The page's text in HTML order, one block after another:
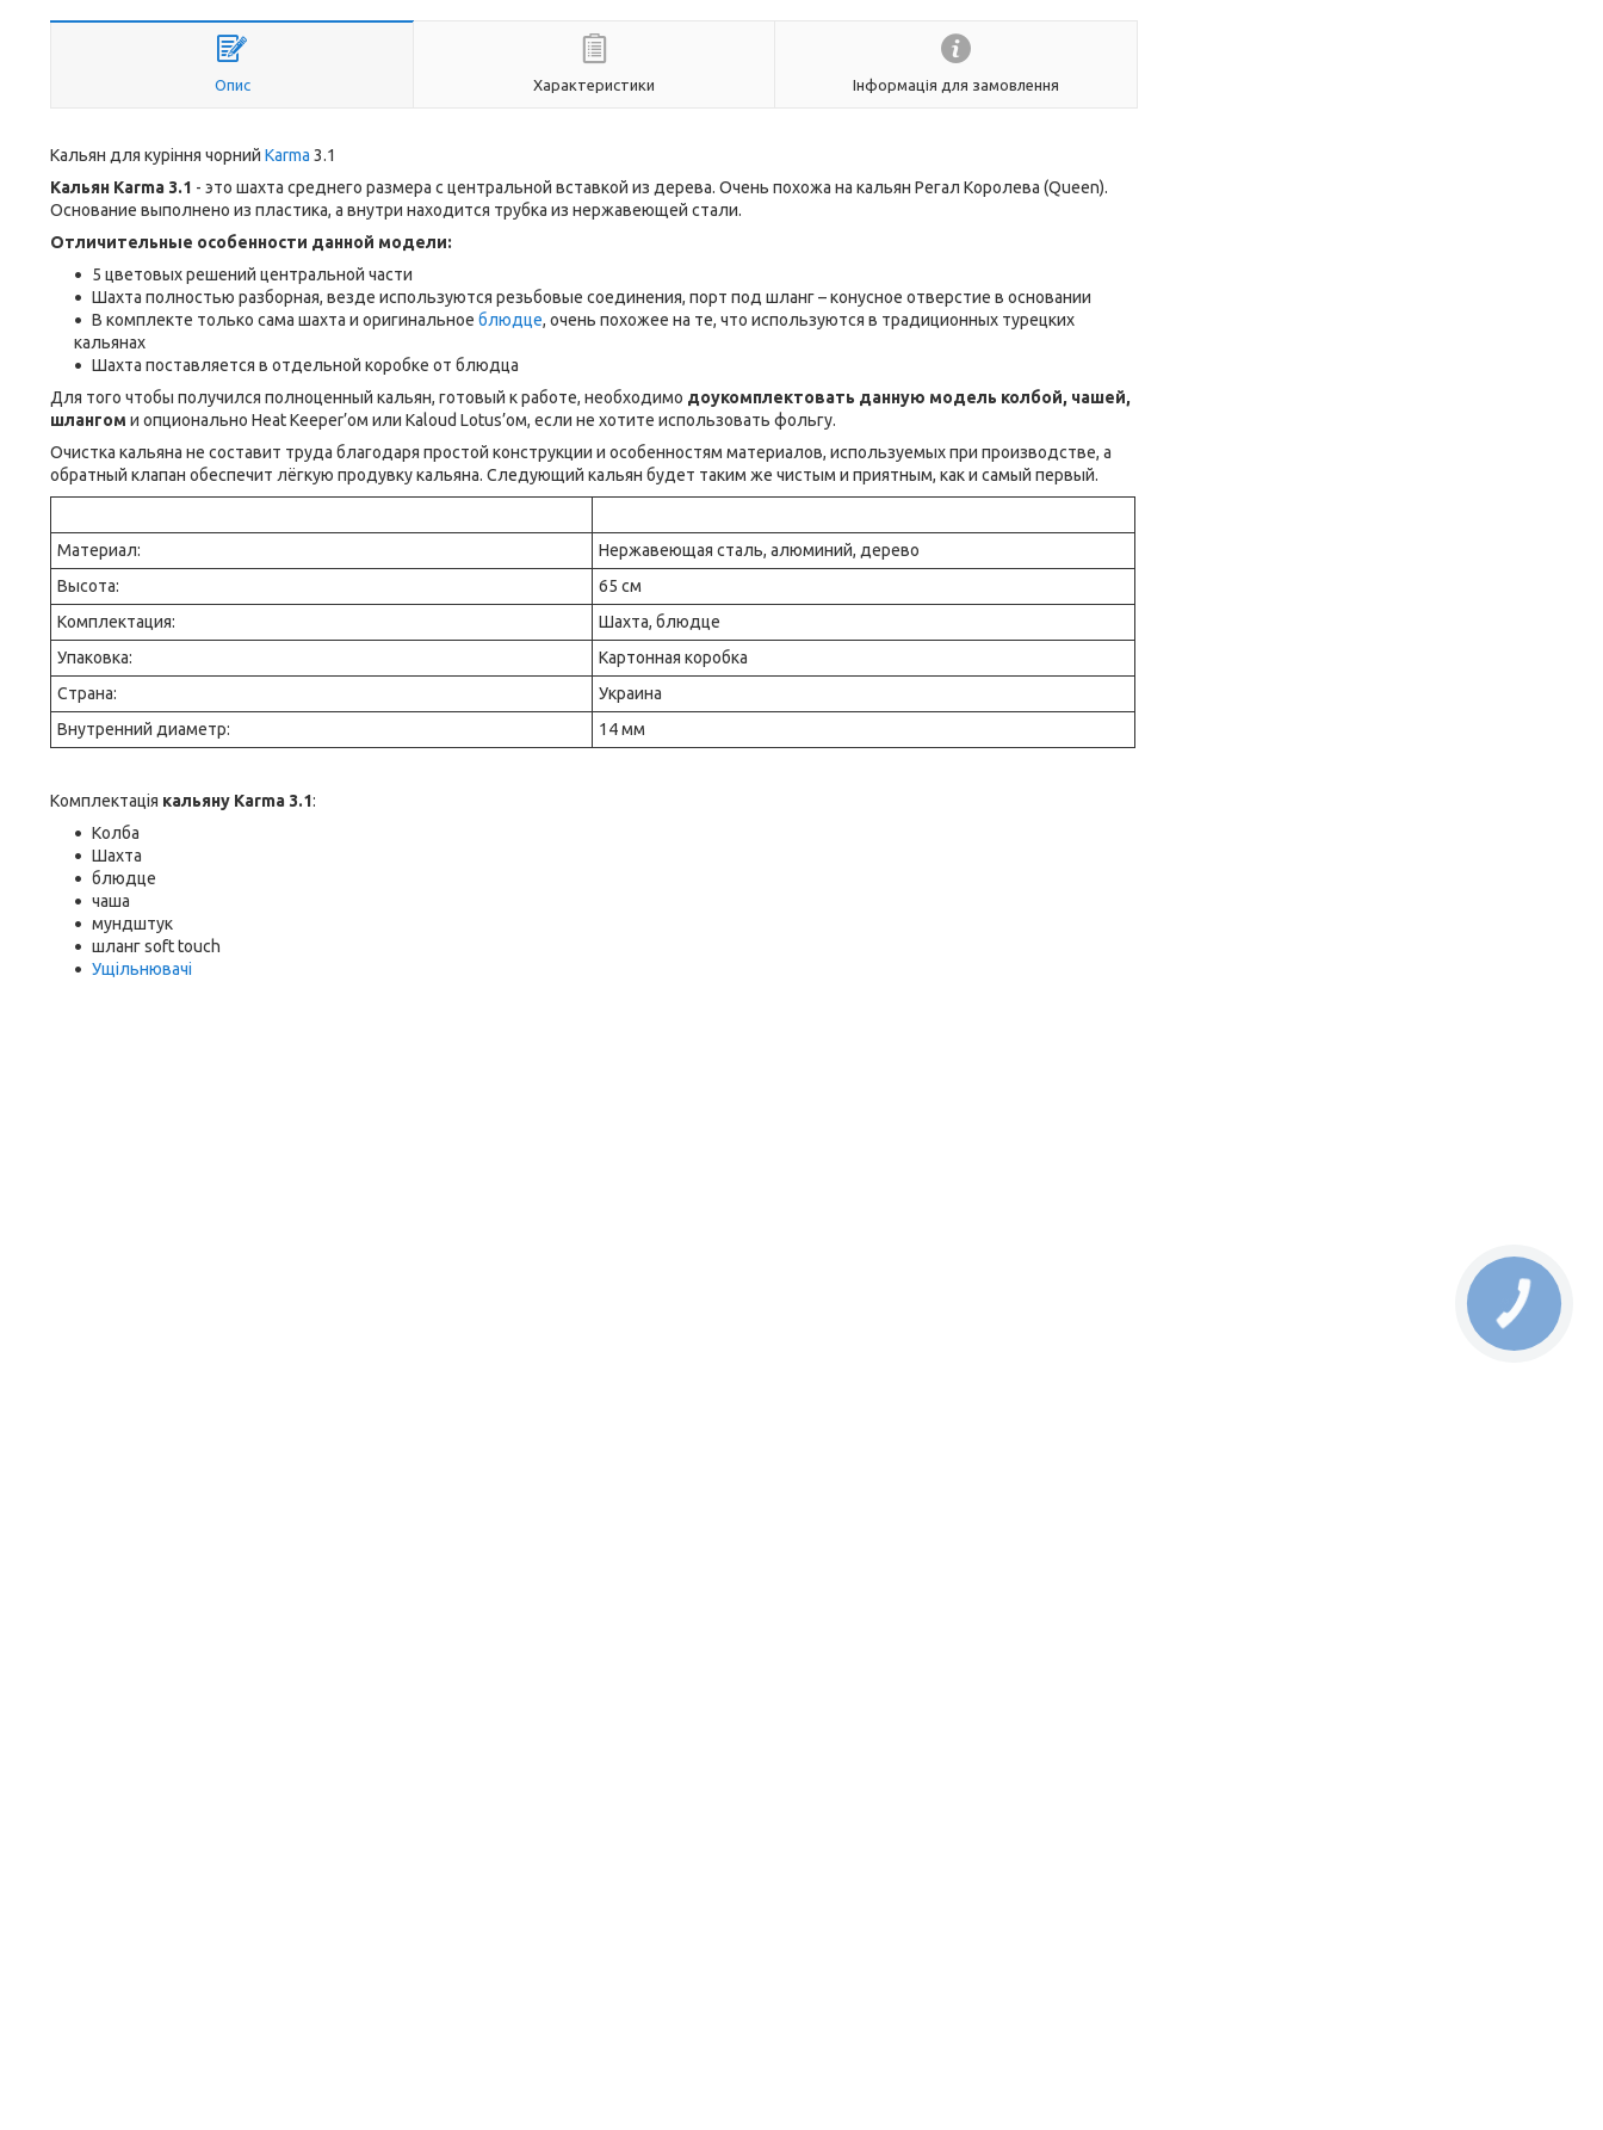
Опис Характеристики Інформація для замовлення
Кальян для куріння чорний Karma 3.1
Кальян Karma 3.1 - это шахта среднего размера с центральной вставкой из дерева. Очень похожа на кальян Регал Королева (Queen).
Основание выполнено из пластика, а внутри находится трубка из нержавеющей стали.
Отличительные особенности данной модели:
5 цветовых решений центральной части
Шахта полностью разборная, везде используются резьбовые соединения, порт под шланг – конусное отверстие в основании
В комплекте только сама шахта и оригинальное блюдце, очень похожее на те, что используются в традиционных турецких
кальянах
Шахта поставляется в отдельной коробке от блюдца
Для того чтобы получился полноценный кальян, готовый к работе, необходимо доукомплектовать данную модель колбой, чашей,
шлангом и опционально Heat Keeper’ом или Kaloud Lotus’ом, если не хотите использовать фольгу.
Очистка кальяна не составит труда благодаря простой конструкции и особенностям материалов, используемых при производстве, а
обратный клапан обеспечит лёгкую продувку кальяна. Следующий кальян будет таким же чистым и приятным, как и самый первый.
Материал:
Нержавеющая сталь, алюминий, дерево
Высота:
65 см
Комплектация:
Шахта, блюдце
Упаковка:
Картонная коробка
Страна:
Украина
Внутренний диаметр:
14 мм
Комплектація кальяну Karma 3.1:
Колба
Шахта
блюдце
чаша
мундштук
шланг soft touch
Ущільнювачі